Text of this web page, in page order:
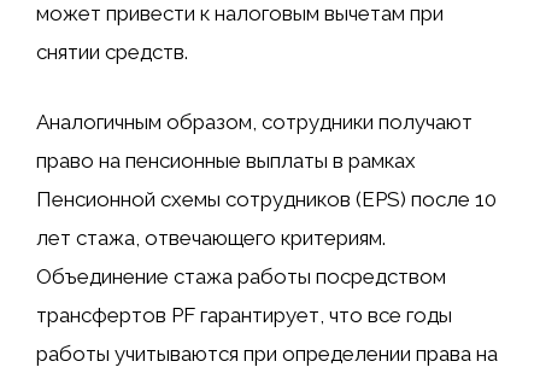
может привести к налоговым вычетам при
снятии средств.
Аналогичным образом, сотрудники получают
право на пенсионные выплаты в рамках
Пенсионной схемы сотрудников (EPS) после 10
лет стажа, отвечающего критериям.
Объединение стажа работы посредством
трансфертов PF гарантирует, что все годы
работы учитываются при определении права на